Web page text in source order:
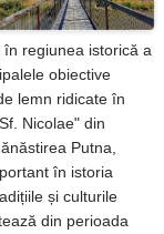
regiunea istorică a
obiective
lemn ridicate în
Nicolae" din
Putna,
în istoria
și culturile
din perioada